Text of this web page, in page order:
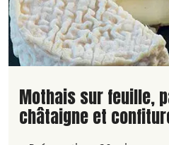
Lire la suite de la
Mothais sur feuille,
châtaigne et